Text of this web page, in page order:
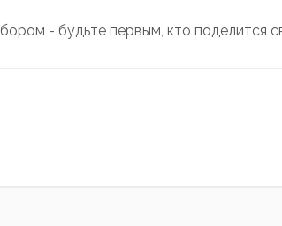
- будьте первым, кто поделится